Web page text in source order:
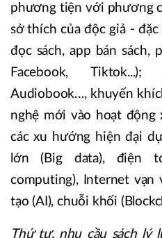
phương tiện với phương
sở thích của độc giả -
đọc sách, app bán sách,
Facebook,
Audiobook…, khuyến
nghệ mới vào hoạt động
các xu hướng hiện đại
lớn (Big data), điện
computing), Internet vạn
tạo (AI), chuỗi khối
Thứ tư, nhu cầu sách lý